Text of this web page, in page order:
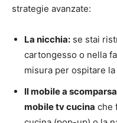
strategie avanzate:
La nicchia: se stai
cartongesso o nella
misura per ospitare
Il mobile a
mobile tv cucina che